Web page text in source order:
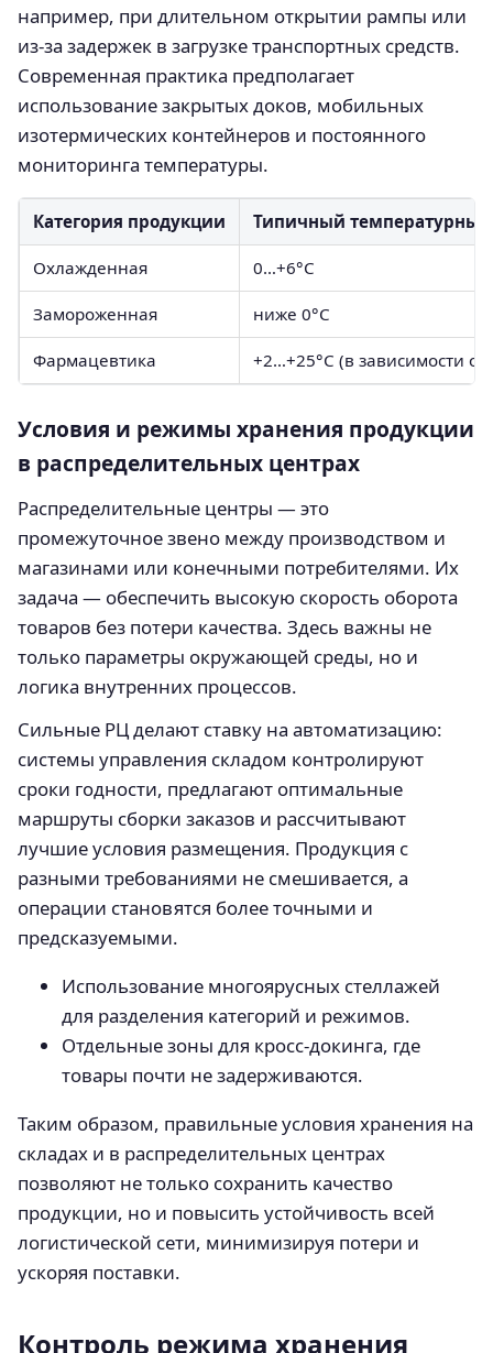
например, при длительном открытии рампы или
из‑за задержек в загрузке транспортных средств.
Современная практика предполагает
использование закрытых доков, мобильных
изотермических контейнеров и постоянного
мониторинга температуры.
Категория продукции Типичный температурный
Охлажденная 0…+6°С
Замороженная ниже 0°С
Фармацевтика +2…+25°С (в зависимости от
Условия и режимы хранения продукции
в распределительных центрах
Распределительные центры — это
промежуточное звено между производством и
магазинами или конечными потребителями. Их
задача — обеспечить высокую скорость оборота
товаров без потери качества. Здесь важны не
только параметры окружающей среды, но и
логика внутренних процессов.
Сильные РЦ делают ставку на автоматизацию:
системы управления складом контролируют
сроки годности, предлагают оптимальные
маршруты сборки заказов и рассчитывают
лучшие условия размещения. Продукция с
разными требованиями не смешивается, а
операции становятся более точными и
предсказуемыми.
Использование многоярусных стеллажей
для разделения категорий и режимов.
Отдельные зоны для кросс-докинга, где
товары почти не задерживаются.
Таким образом, правильные условия хранения на
складах и в распределительных центрах
позволяют не только сохранить качество
продукции, но и повысить устойчивость всей
логистической сети, минимизируя потери и
ускоряя поставки.
Контроль режима хранения